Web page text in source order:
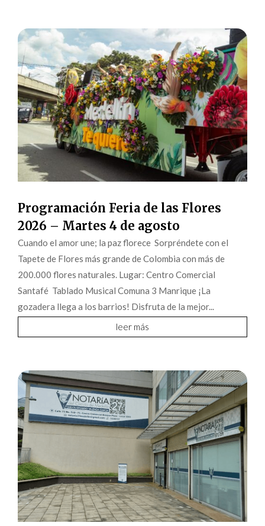
Programación Feria de las Flores
2026 – Martes 4 de agosto
Cuando el amor une; la paz florece Sorpréndete con el
Tapete de Flores más grande de Colombia con más de
200.000 flores naturales. Lugar: Centro Comercial
Santafé Tablado Musical Comuna 3 Manrique ¡La
gozadera llega a los barrios! Disfruta de la mejor...
leer más